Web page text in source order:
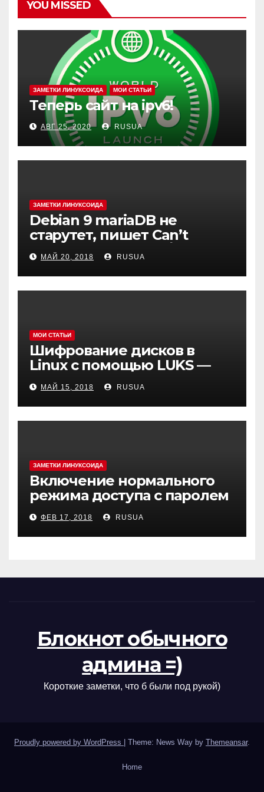
YOU MISSED
ЗАМЕТКИ ЛИНУКСОИДА МОИ СТАТЬИ
Теперь сайт на ipv6!
АВГ 25, 2020 RUSUA
ЗАМЕТКИ ЛИНУКСОИДА
Debian 9 mariaDB не
старутет, пишет Can’t
create test file или /mysqld:
Can’t change dir to
МАЙ 20, 2018 RUSUA
МОИ СТАТЬИ
Шифрование дисков в
Linux с помощью LUKS —
cryptsetup
МАЙ 15, 2018 RUSUA
ЗАМЕТКИ ЛИНУКСОИДА
Включение нормального
режима доступа с паролем
в MySQL(MariaDB) в Debian 9
ФЕВ 17, 2018 RUSUA
Блокнот обычного
админа =)
Короткие заметки, что б были под рукой)
Proudly powered by WordPress Theme: News Way by Themeansar.
Home